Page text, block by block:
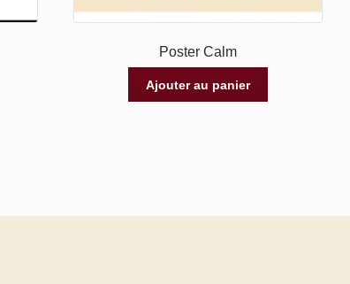
Poster Calm
Ajouter au panier